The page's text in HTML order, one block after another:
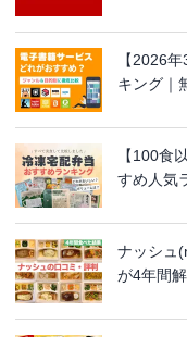
【2026
キング｜
【100食
すめ人気
ナッシュ
が4年間